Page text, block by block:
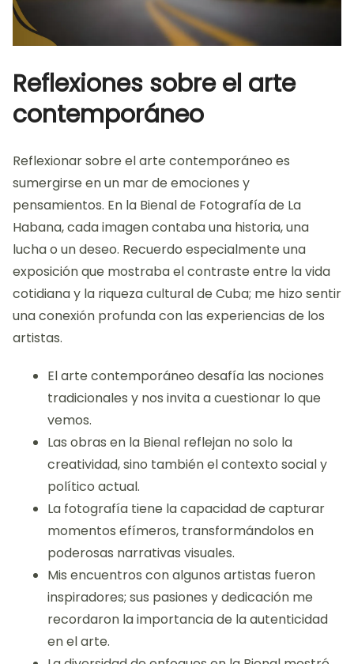
Reflexiones sobre el arte
contemporáneo
Reflexionar sobre el arte contemporáneo es
sumergirse en un mar de emociones y
pensamientos. En la Bienal de Fotografía de La
Habana, cada imagen contaba una historia, una
lucha o un deseo. Recuerdo especialmente una
exposición que mostraba el contraste entre la vida
cotidiana y la riqueza cultural de Cuba; me hizo sentir
una conexión profunda con las experiencias de los
artistas.
El arte contemporáneo desafía las nociones
tradicionales y nos invita a cuestionar lo que
vemos.
Las obras en la Bienal reflejan no solo la
creatividad, sino también el contexto social y
político actual.
La fotografía tiene la capacidad de capturar
momentos efímeros, transformándolos en
poderosas narrativas visuales.
Mis encuentros con algunos artistas fueron
inspiradores; sus pasiones y dedicación me
recordaron la importancia de la autenticidad
en el arte.